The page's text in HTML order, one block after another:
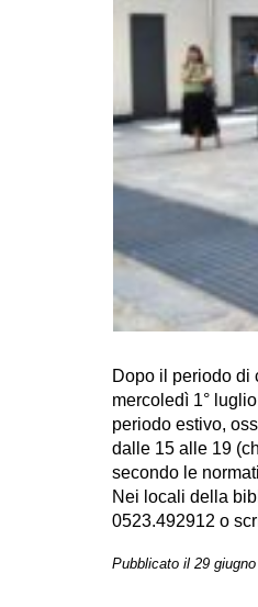
Dopo il periodo di
mercoledì 1°
periodo estivo,
dalle 15 alle 19
secondo le
Nei locali della
0523.492912 o
Pubblicato il 29